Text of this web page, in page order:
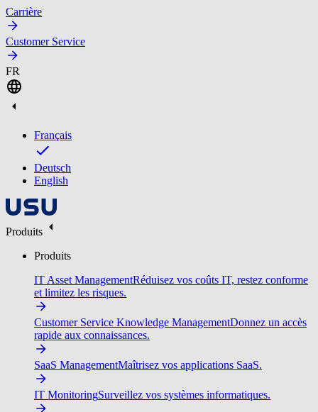
Carrière
Customer Service
FR
Français
Deutsch
English
Produits
Produits
IT Asset ManagementRéduisez vos coûts IT, restez conforme
et limitez les risques.
Customer Service Knowledge ManagementDonnez un accès
rapide aux connaissances.
SaaS ManagementMaîtrisez vos applications SaaS.
IT MonitoringSurveillez vos systèmes informatiques.